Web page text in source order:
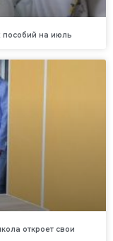
пособий на июль
откроет свои